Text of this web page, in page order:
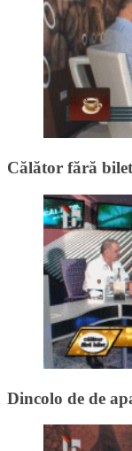
Călător fără bilet
Dincolo de de